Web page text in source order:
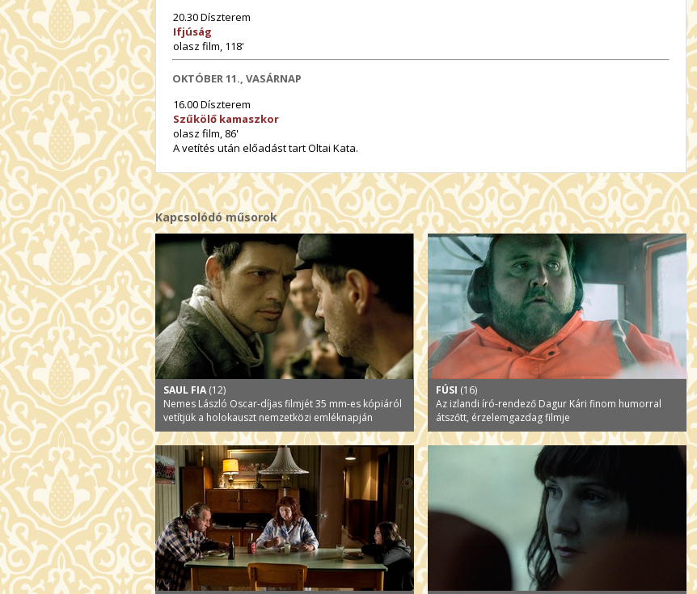
20.30 Díszterem
Ifjúság
olasz film, 118'
OKTÓBER 11., VASÁRNAP
16.00 Díszterem
Szűkölő kamaszkor
olasz film, 86'
A vetítés után előadást tart Oltai Kata.
Kapcsolódó műsorok
SAUL FIA (12)
Nemes László Oscar-díjas filmjét 35 mm-es kópiáról
vetítjük a holokauszt nemzetközi emléknapján
FÚSI (16)
Az izlandi író-rendező Dagur Kári finom humorral
átszőtt, érzelemgazdag filmje